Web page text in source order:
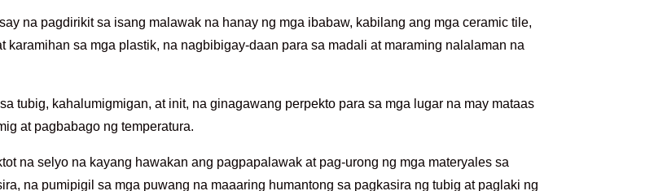
na pagdirikit sa isang malawak na hanay ng mga ibabaw, kabilang ang mga ceramic tile,
karamihan sa mga plastik, na nagbibigay-daan para sa madali at maraming nalalaman na
tubig, kahalumigmigan, at init, na ginagawang perpekto para sa mga lugar na may mataas
at pagbabago ng temperatura.
na selyo na kayang hawakan ang pagpapalawak at pag-urong ng mga materyales sa
na pumipigil sa mga puwang na maaaring humantong sa pagkasira ng tubig at paglaki ng